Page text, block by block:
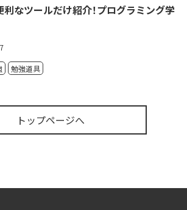
利なツールだけ紹介！プログラミング学
勉強道具
トップページへ